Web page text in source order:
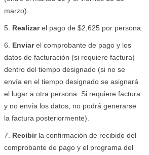
marzo).
5. Realizarel pago de $2,625 por persona.
6. Enviarel comprobante de pago y los
datos de facturación (si requiere factura)
dentro del tiempo designado (si no se
envía en el tiempo designado se asignará
el lugar a otra persona. Si requiere factura
y no envía los datos, no podrá generarse
la factura posteriormente).
7. Recibirla confirmación de recibido del
comprobante de pago y el programa del